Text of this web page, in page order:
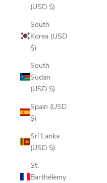
(USD $)
South
Korea (USD
$)
South
Sudan
(USD $)
Spain (USD
$)
Sri Lanka
(USD $)
St.
Barthélemy